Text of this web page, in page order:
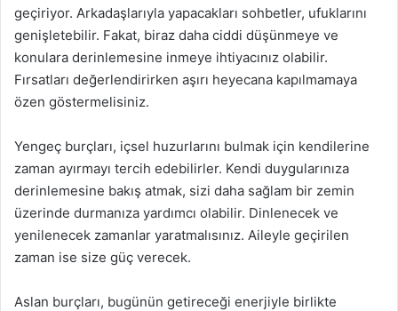
geçiriyor. Arkadaşlarıyla yapacakları sohbetler, ufuklarını
genişletebilir. Fakat, biraz daha ciddi düşünmeye ve
konulara derinlemesine inmeye ihtiyacınız olabilir.
Fırsatları değerlendirirken aşırı heyecana kapılmamaya
özen göstermelisiniz.
Yengeç burçları, içsel huzurlarını bulmak için kendilerine
zaman ayırmayı tercih edebilirler. Kendi duygularınıza
derinlemesine bakış atmak, sizi daha sağlam bir zemin
üzerinde durmanıza yardımcı olabilir. Dinlenecek ve
yenilenecek zamanlar yaratmalısınız. Aileyle geçirilen
zaman ise size güç verecek.
Aslan burçları, bugünün getireceği enerjiyle birlikte